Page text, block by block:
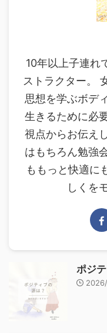
10年以上子連れ
ストラクター。
思想を学ぶボデ
生きるために必
視点からお伝え
はもちろん勉強
ももっと快適に
しくを
ポジ